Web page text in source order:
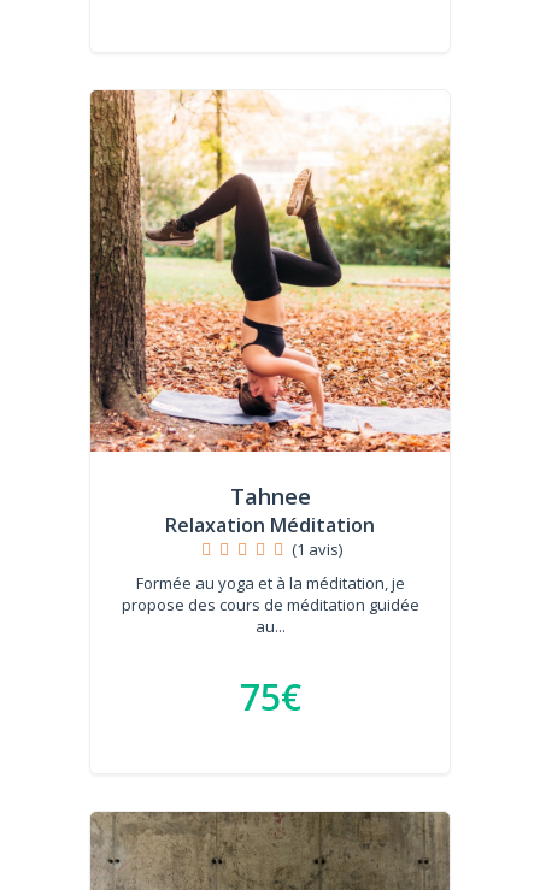
Tahnee
Relaxation Méditation
(1 avis)
Formée au yoga et à la méditation, je
propose des cours de méditation guidée
au...
75€